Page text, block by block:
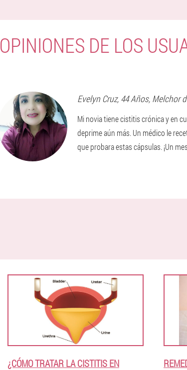
OPINIONES DE LOS
Evelyn Cruz, 44 Años, Melchor
Mi novia tiene cistitis crónica y en
deprime aún más. Un médico le
que probara estas cápsulas. ¡Un
¿CÓMO TRATAR LA CISTITIS EN